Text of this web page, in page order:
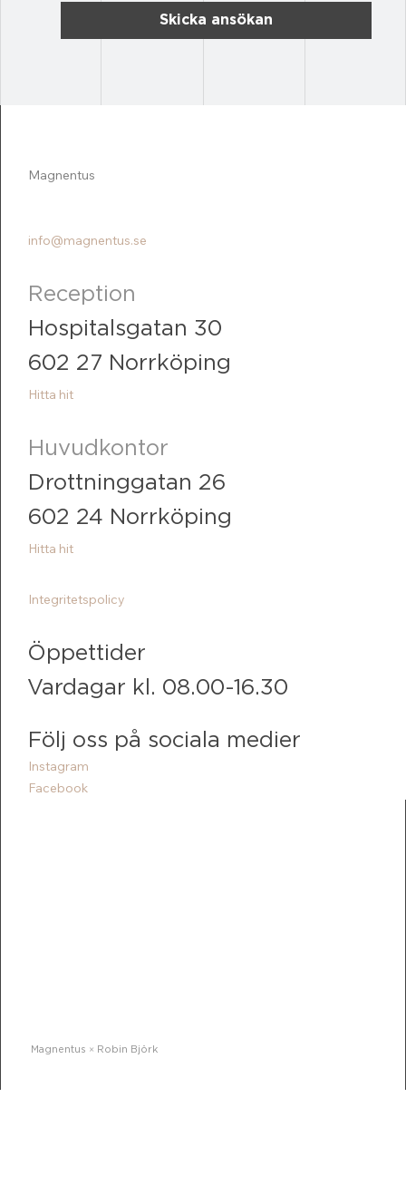
Skicka ansökan
Magnentus
info@magnentus.se
Reception
Hospitalsgatan 30
602 27 Norrköping
Hitta hit
Huvudkontor
Drottninggatan 26
602 24 Norrköping
Hitta hit
Integritetspolicy
Öppettider
Vardagar kl. 08.00-16.30
Följ oss på sociala medier
Instagram
Facebook
Magnentus × Robin Björk